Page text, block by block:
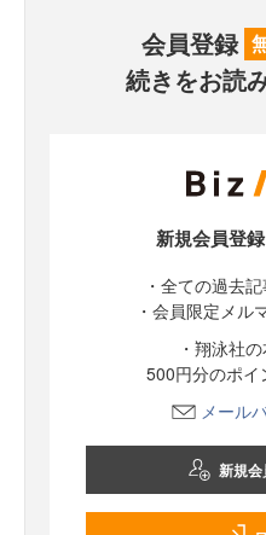
会員登録
続きをお読
新規会員登録
・全ての過去
・会員限定メル
・翔泳社
500円分のポイ
メール
新規